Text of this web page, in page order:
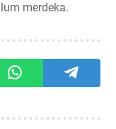
merdeka.